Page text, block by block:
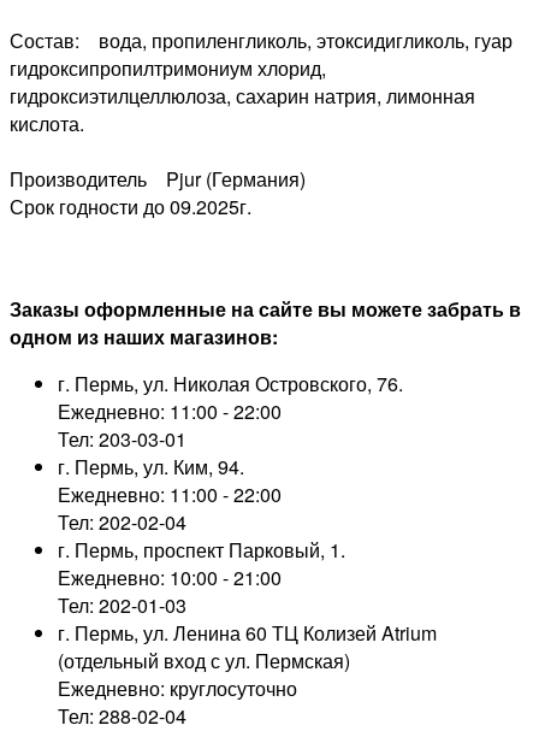
Состав: вода, пропиленгликоль, этоксидигликоль, гуар
гидроксипропилтримониум хлорид,
гидроксиэтилцеллюлоза, сахарин натрия, лимонная
кислота.
Производитель Pjur (Германия)
Срок годности до 09.2025г.
Заказы оформленные на сайте вы можете забрать в
одном из наших магазинов:
г. Пермь, ул. Николая Островского, 76.
Ежедневно: 11:00 - 22:00
Тел: 203-03-01
г. Пермь, ул. Ким, 94.
Ежедневно: 11:00 - 22:00
Тел: 202-02-04
г. Пермь, проспект Парковый, 1.
Ежедневно: 10:00 - 21:00
Тел: 202-01-03
г. Пермь, ул. Ленина 60 ТЦ Колизей Atrium
(отдельный вход с ул. Пермская)
Ежедневно: круглосуточно
Тел: 288-02-04